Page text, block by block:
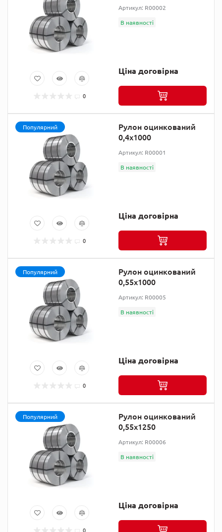
0
Артикул: R00002
В наявності
Ціна договірна
Популярний
0
Рулон оцинкований
0,4х1000
Артикул: R00001
В наявності
Ціна договірна
Популярний
0
Рулон оцинкований
0,55х1000
Артикул: R00005
В наявності
Ціна договірна
Популярний
0
Рулон оцинкований
0,55х1250
Артикул: R00006
В наявності
Ціна договірна